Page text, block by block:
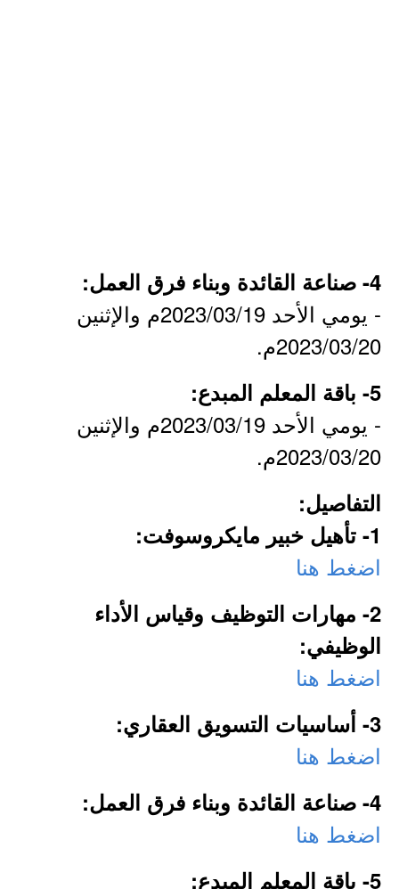
4- صناعة القائدة وبناء فرق العمل:
- يومي الأحد 2023/03/19م والإثنين
2023/03/20م.
5- باقة المعلم المبدع:
- يومي الأحد 2023/03/19م والإثنين
2023/03/20م.
التفاصيل:
1- تأهيل خبير مايكروسوفت:
اضغط هنا
2- مهارات التوظيف وقياس الأداء
الوظيفي:
اضغط هنا
3- أساسيات التسويق العقاري:
اضغط هنا
4- صناعة القائدة وبناء فرق العمل:
اضغط هنا
5- باقة المعلم المبدع: